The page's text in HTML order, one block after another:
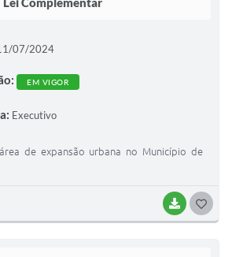
BAIXAR
07/2024
EM VIGOR
Executivo
de expansão urbana no Município de